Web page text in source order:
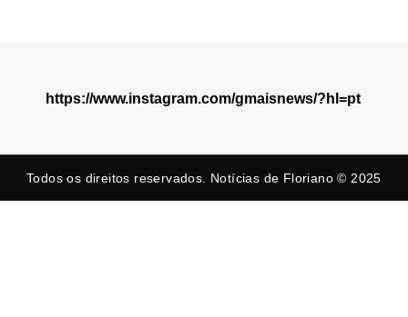
https://www.instagram.com/gmaisnews/?hl=pt
Todos os direitos reservados. Notícias de Floriano © 2025